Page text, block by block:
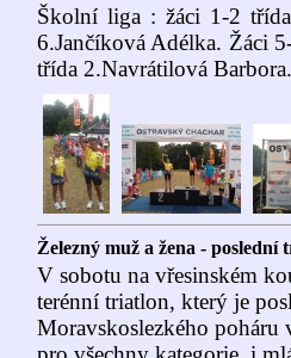
Školní liga : žáci 1-2
6.Jančíková Adélka. Žáci
třída 2.Navrátilová Barbora.
Železný muž a žena - poslední
V sobotu na vřesinském
terénní triatlon, který je
Moravskoslezkého